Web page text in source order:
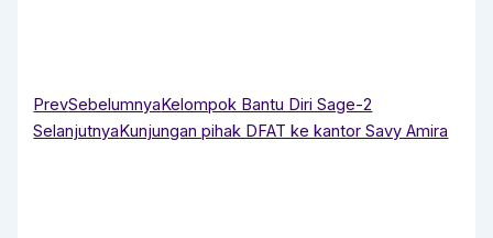
PrevSebelumnyaKelompok Bantu Diri Sage-2
SelanjutnyaKunjungan pihak DFAT ke kantor Savy Amira